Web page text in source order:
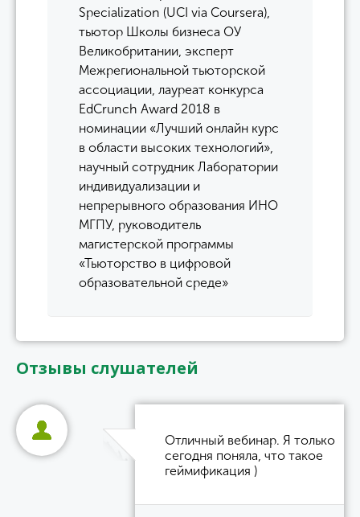
Specialization (UCI via Coursera),
тьютор Школы бизнеса ОУ
Великобритании, эксперт
Межрегиональной тьюторской
ассоциации, лауреат конкурса
EdCrunch Award 2018 в
номинации «Лучший онлайн курс
в области высоких технологий»,
научный сотрудник Лаборатории
индивидуализации и
непрерывного образования ИНО
МГПУ, руководитель
магистерской программы
«Тьюторство в цифровой
образовательной среде»
Отзывы слушателей
Отличный вебинар. Я только
сегодня поняла, что такое
геймификация )